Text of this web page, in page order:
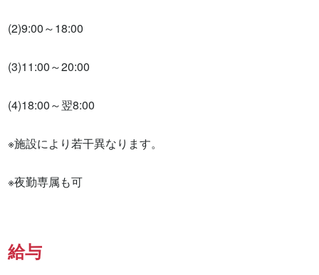
(2)9:00～18:00
(3)11:00～20:00
(4)18:00～翌8:00
※施設により若干異なります。
※夜勤専属も可
給与